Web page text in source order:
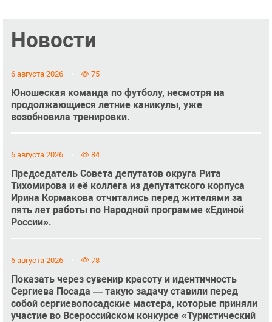
Новости
6 августа 2026 75
Юношеская команда по футболу, несмотря на
продолжающиеся летние каникулы, уже
возобновила тренировки.
6 августа 2026 84
Председатель Совета депутатов округа Рита
Тихомирова и её коллега из депутатского корпуса
Ирина Кормакова отчитались перед жителями за
пять лет работы по Народной программе «Единой
России».
6 августа 2026 78
Показать через сувенир красоту и идентичность
Сергиева Посада — такую задачу ставили перед
собой сергиевопосадские мастера, которые приняли
участие во Всероссийском конкурсе «Туристический